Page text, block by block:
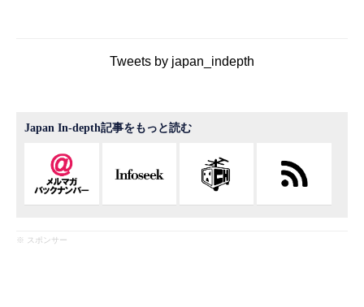
Tweets by japan_indepth
Japan In-depth記事をもっと読む
※ スポンサー